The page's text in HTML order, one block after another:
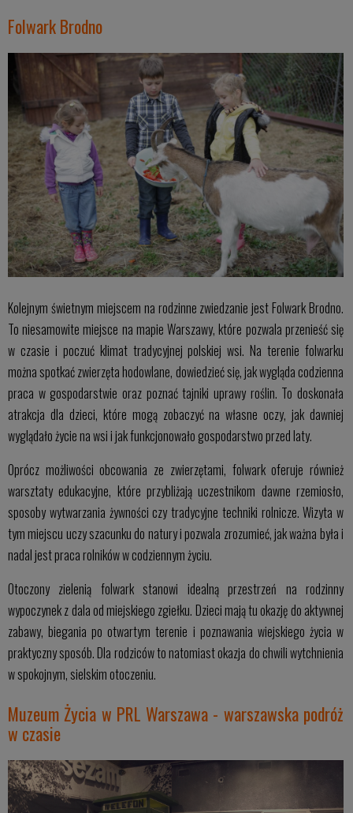
Folwark Brodno
Kolejnym świetnym miejscem na rodzinne zwiedzanie jest Folwark Brodno.
To niesamowite miejsce na mapie Warszawy, które pozwala przenieść się
w czasie i poczuć klimat tradycyjnej polskiej wsi. Na terenie folwarku
można spotkać zwierzęta hodowlane, dowiedzieć się, jak wygląda codzienna
praca w gospodarstwie oraz poznać tajniki uprawy roślin. To doskonała
atrakcja dla dzieci, które mogą zobaczyć na własne oczy, jak dawniej
wyglądało życie na wsi i jak funkcjonowało gospodarstwo przed laty.
Oprócz możliwości obcowania ze zwierzętami, folwark oferuje również
warsztaty edukacyjne, które przybliżają uczestnikom dawne rzemiosło,
sposoby wytwarzania żywności czy tradycyjne techniki rolnicze. Wizyta w
tym miejscu uczy szacunku do natury i pozwala zrozumieć, jak ważna była i
nadal jest praca rolników w codziennym życiu.
Otoczony zielenią folwark stanowi idealną przestrzeń na rodzinny
wypoczynek z dala od miejskiego zgiełku. Dzieci mają tu okazję do aktywnej
zabawy, biegania po otwartym terenie i poznawania wiejskiego życia w
praktyczny sposób. Dla rodziców to natomiast okazja do chwili wytchnienia
w spokojnym, sielskim otoczeniu.
Muzeum Życia w PRL Warszawa - warszawska podróż
w czasie